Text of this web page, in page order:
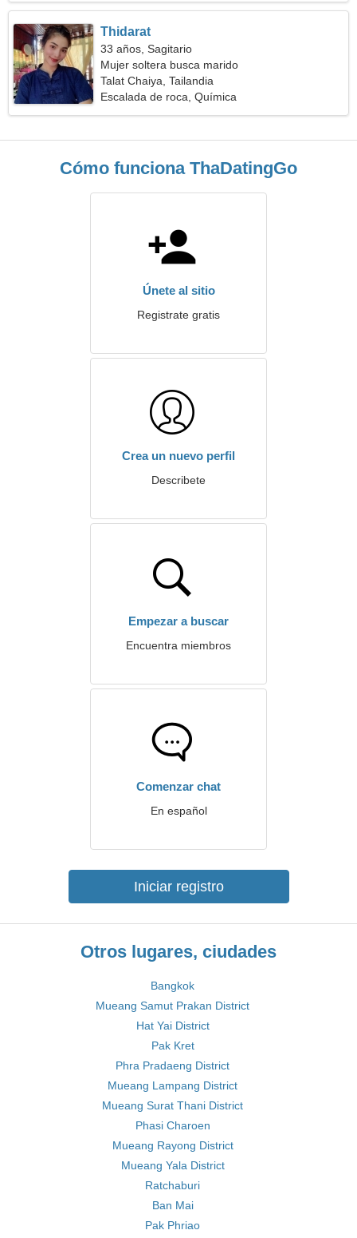
Thidarat
33 años, Sagitario
Mujer soltera busca marido
Talat Chaiya, Tailandia
Escalada de roca, Química
Cómo funciona ThaDatingGo
Únete al sitio
Registrate gratis
Crea un nuevo perfil
Describete
Empezar a buscar
Encuentra miembros
Comenzar chat
En español
Iniciar registro
Otros lugares, ciudades
Bangkok
Mueang Samut Prakan District
Hat Yai District
Pak Kret
Phra Pradaeng District
Mueang Lampang District
Mueang Surat Thani District
Phasi Charoen
Mueang Rayong District
Mueang Yala District
Ratchaburi
Ban Mai
Pak Phriao